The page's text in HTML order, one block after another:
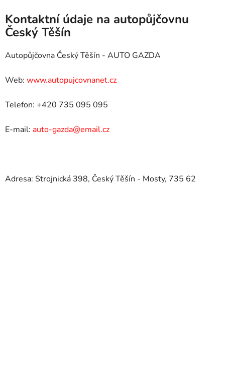
Kontaktní údaje na autopůjčovnu
Český Těšín
Autopůjčovna Český Těšín - AUTO GAZDA
Web: www.autopujcovnanet.cz
Telefon: +420 735 095 095
E-mail: auto-gazda@email.cz
Adresa: Strojnická 398, Český Těšín - Mosty, 735 62